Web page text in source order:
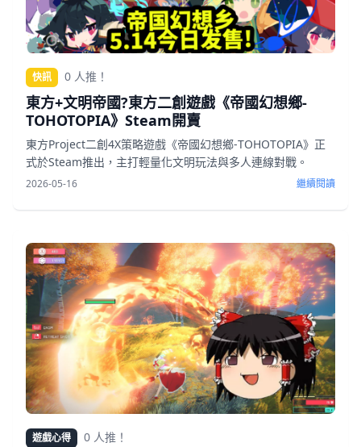
快訊 0 人推！
東方+文明帝國?東方二創遊戲《帝國幻想鄉-
TOHOTOPIA》Steam開賣
東方Project二創4X策略遊戲《帝國幻想鄉-TOHOTOPIA》正
式於Steam推出，主打輕量化文明玩法與多人連線對戰。
2026-05-16 繼續閱讀
遊戲心得 0 人推！